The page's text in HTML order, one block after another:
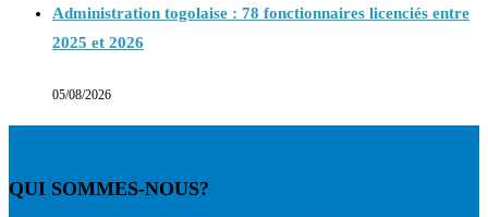
Administration togolaise : 78 fonctionnaires licenciés entre
2025 et 2026
05/08/2026
QUI SOMMES-NOUS?